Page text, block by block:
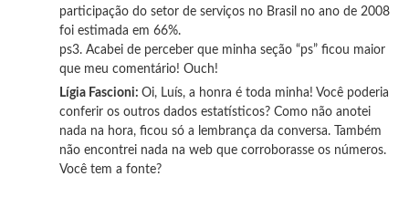
participação do setor de serviços no Brasil no ano de 2008
foi estimada em 66%.
ps3. Acabei de perceber que minha seção “ps” ficou maior
que meu comentário! Ouch!
Lígia Fascioni: Oi, Luís, a honra é toda minha! Você poderia
conferir os outros dados estatísticos? Como não anotei
nada na hora, ficou só a lembrança da conversa. Também
não encontrei nada na web que corroborasse os números.
Você tem a fonte?